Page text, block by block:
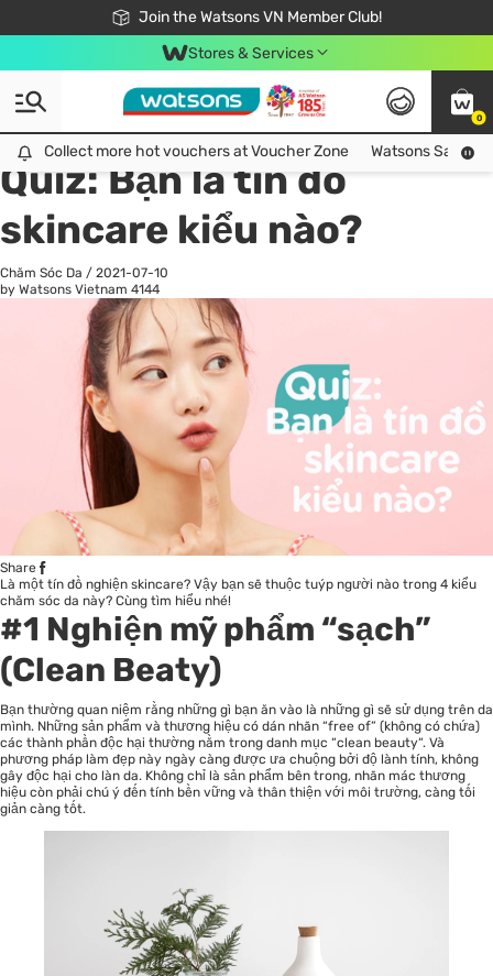
Join the Watsons VN Member Club!
Free Shipping For Order From 249,000Đ
24h Fast delivery in Hồ Chí Minh City
Stores & Services
0
Collect more hot vouchers at Voucher Zone
Collect more hot vouchers at Voucher Zone Watsons Safety
All
Chăm Sóc Cá Nhân
Quiz: Bạn là tín đồ
skincare kiểu nào?
Chăm Sóc Da / 2021-07-10
by Watsons Vietnam 4144
Share
Là một tín đồ nghiện skincare? Vậy bạn sẽ thuộc tuýp người nào trong 4 kiểu
chăm sóc da này? Cùng tìm hiểu nhé!
#1 Nghiện mỹ phẩm “sạch”
(Clean Beaty)
Bạn thường quan niệm rằng những gì bạn ăn vào là những gì sẽ sử dụng trên da
mình. Những sản phẩm và thương hiệu có dán nhãn “free of” (không có chứa)
các thành phần độc hại thường nằm trong danh mục “clean beauty“. Và
phương pháp làm đẹp này ngày càng được ưa chuộng bởi độ lành tính, không
gây độc hại cho làn da. Không chỉ là sản phẩm bên trong, nhãn mác thương
hiệu còn phải chú ý đến tính bền vững và thân thiện với môi trường, càng tối
giản càng tốt.